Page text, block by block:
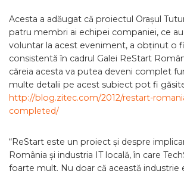
Acesta a adăugat că proiectul Orașul
patru membri ai echipei companiei, ce
voluntar la acest eveniment, a obținut o
consistentă în cadrul Galei ReStart
căreia acesta va putea deveni complet
multe detalii pe acest subiect pot fi
http://blog.zitec.com/2012/restart-
completed/
“ReStart este un proiect și despre
România și industria IT locală, în care
foarte mult. Nu doar că această industrie